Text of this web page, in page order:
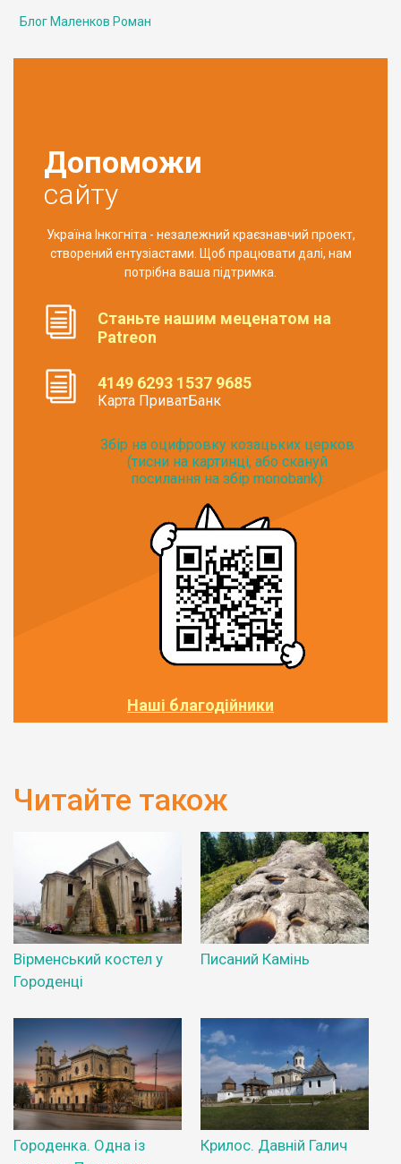
Блог Маленков Роман
Допоможи
сайту
Україна Інкогніта - незалежний краєзнавчий проект,
створений ентузіастами. Щоб працювати далі, нам
потрібна ваша підтримка.
Станьте нашим меценатом на
Patreon
4149 6293 1537 9685
Карта ПриватБанк
Збір на оцифровку козацьких церков
(тисни на картинці, або скануй
посилання на збір monobank):
Наші благодійники
Читайте також
Вірменський костел у
Городенці
Писаний Камінь
Городенка. Одна із
Крилос. Давній Галич